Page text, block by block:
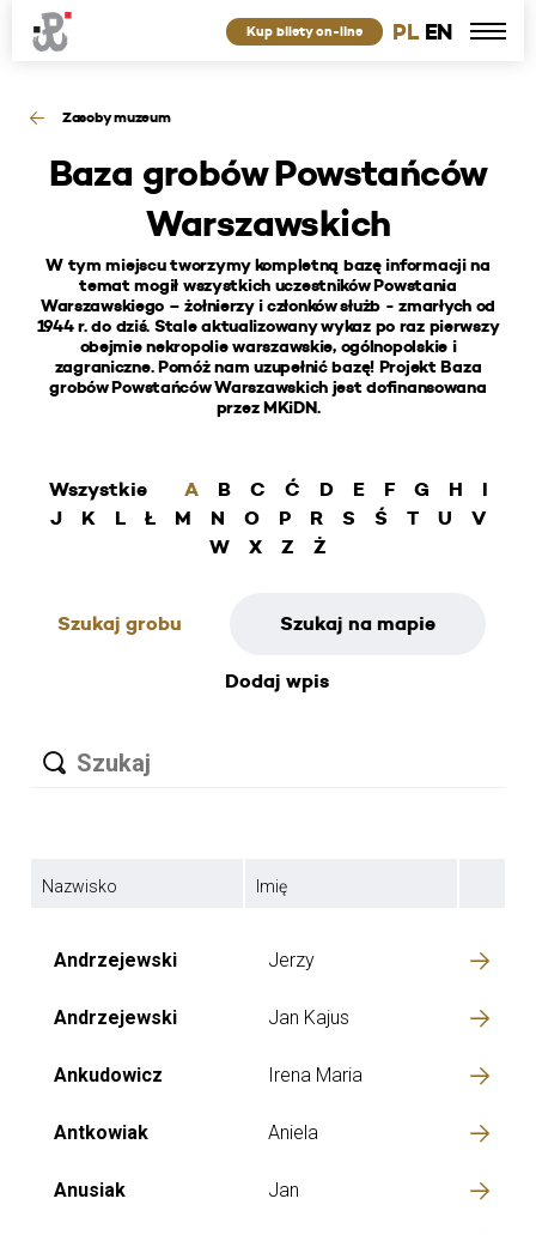
PL EN
Kup bilety on-line
Zasoby muzeum
Baza grobów Powstańców
Warszawskich
W tym miejscu tworzymy kompletną bazę informacji na
temat mogił wszystkich uczestników Powstania
Warszawskiego – żołnierzy i członków służb - zmarłych od
1944 r. do dziś. Stale aktualizowany wykaz po raz pierwszy
obejmie nekropolie warszawskie, ogólnopolskie i
zagraniczne. Pomóż nam uzupełnić bazę! Projekt Baza
grobów Powstańców Warszawskich jest dofinansowana
przez MKiDN.
Wszystkie A B C Ć D E F G H
I
J
K L Ł M N O P R S Ś T U
V
W
X Z Ż
Szukaj grobu Szukaj na mapie
Dodaj wpis
Nazwisko Imię
Andrzejewski Jerzy
Andrzejewski Jan Kajus
Ankudowicz Irena Maria
Antkowiak Aniela
Anusiak Jan